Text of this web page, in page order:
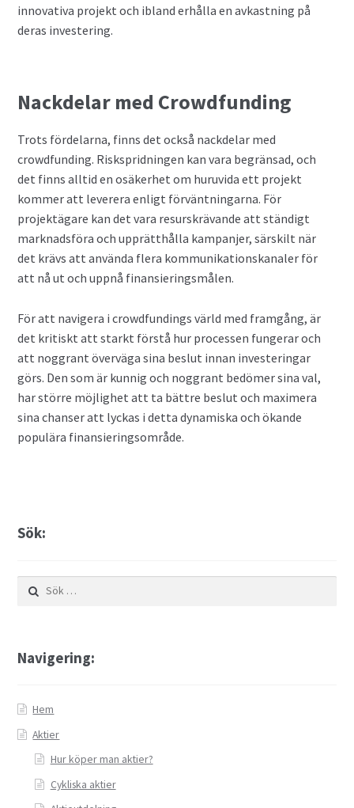
innovativa projekt och ibland erhålla en avkastning på
deras investering.
Nackdelar med Crowdfunding
Trots fördelarna, finns det också nackdelar med
crowdfunding. Riskspridningen kan vara begränsad, och
det finns alltid en osäkerhet om huruvida ett projekt
kommer att leverera enligt förväntningarna. För
projektägare kan det vara resurskrävande att ständigt
marknadsföra och upprätthålla kampanjer, särskilt när
det krävs att använda flera kommunikationskanaler för
att nå ut och uppnå finansieringsmålen.
För att navigera i crowdfundings värld med framgång, är
det kritiskt att starkt förstå hur processen fungerar och
att noggrant överväga sina beslut innan investeringar
görs. Den som är kunnig och noggrant bedömer sina val,
har större möjlighet att ta bättre beslut och maximera
sina chanser att lyckas i detta dynamiska och ökande
populära finansieringsområde.
Sök:
Sök
efter:
Navigering:
Hem
Aktier
Hur köper man aktier?
Cykliska aktier